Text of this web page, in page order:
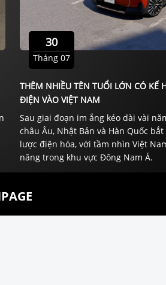
THÊM NHIỀU TÊN TUỔI LỚN CÓ KẾ
ĐIỆN VÀO VIỆT NAM
Sau giai đoạn im ắng kéo dài vài
châu Âu, Nhật Bản và Hàn Quốc
lược điện hóa, với tầm nhìn Việt
năng trong khu vực Đông Nam Á.
30
Tháng 07